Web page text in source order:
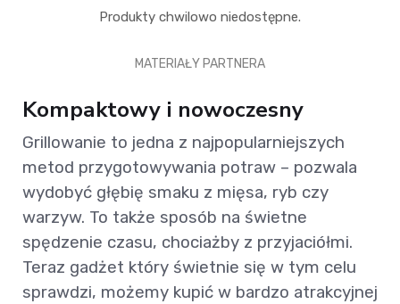
Produkty chwilowo niedostępne.
MATERIAŁY PARTNERA
Kompaktowy i nowoczesny
Grillowanie to jedna z najpopularniejszych
metod przygotowywania potraw – pozwala
wydobyć głębię smaku z mięsa, ryb czy
warzyw. To także sposób na świetne
spędzenie czasu, chociażby z przyjaciółmi.
Teraz gadżet który świetnie się w tym celu
sprawdzi, możemy kupić w bardzo atrakcyjnej